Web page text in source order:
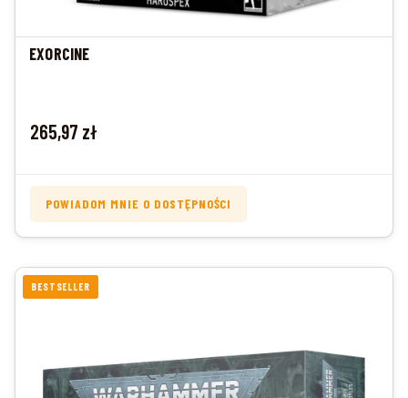
EXORCINE
Cena
265,97 zł
POWIADOM MNIE O DOSTĘPNOŚCI
BESTSELLER